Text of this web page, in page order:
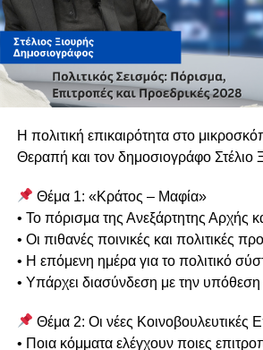
Η πολιτική επικαιρότητα στο
Θεραπή και τον δημοσιογράφο Στέλιο
Θέμα 1: «Κράτος – Μαφία»
• Το πόρισμα της Ανεξάρτητης Αρχής
• Οι πιθανές ποινικές και πολιτικές
• Η επόμενη ημέρα για το πολιτικό
• Υπάρχει διασύνδεση με την
Θέμα 2: Οι νέες Κοινοβουλευτικές
• Ποια κόμματα ελέγχουν ποιες